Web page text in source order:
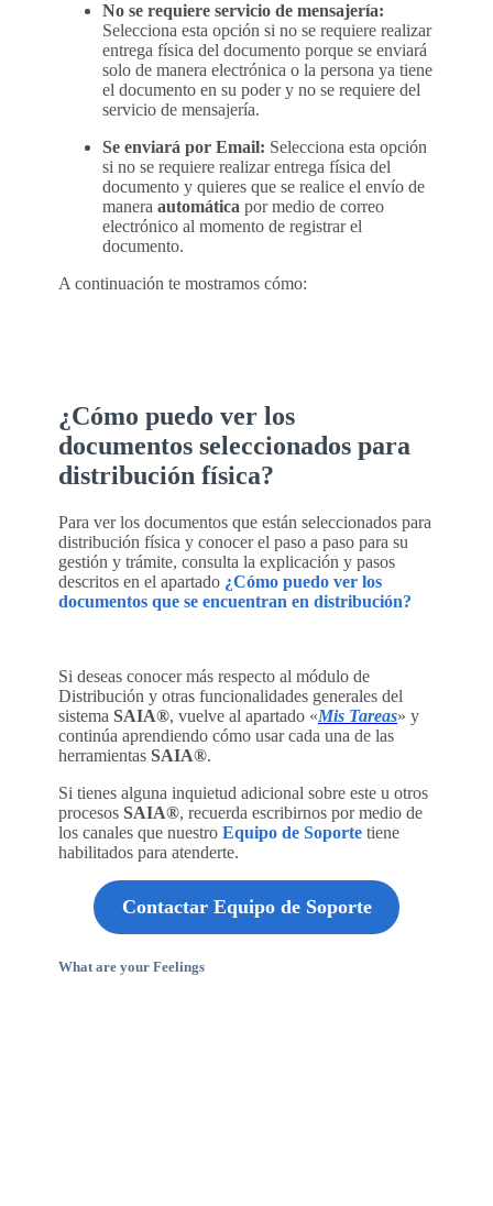
No se requiere servicio de mensajería:
Selecciona esta opción si no se requiere realizar
entrega física del documento porque se enviará
solo de manera electrónica o la persona ya tiene
el documento en su poder y no se requiere del
servicio de mensajería.
Se enviará por Email: Selecciona esta opción
si no se requiere realizar entrega física del
documento y quieres que se realice el envío de
manera automática por medio de correo
electrónico al momento de registrar el
documento.
A continuación te mostramos cómo:
¿Cómo puedo ver los
documentos seleccionados para
distribución física?
Para ver los documentos que están seleccionados para
distribución física y conocer el paso a paso para su
gestión y trámite, consulta la explicación y pasos
descritos en el apartado ¿Cómo puedo ver los
documentos que se encuentran en distribución?
Si deseas conocer más respecto al módulo de
Distribución y otras funcionalidades generales del
sistema SAIA®, vuelve al apartado «Mis Tareas» y
continúa aprendiendo cómo usar cada una de las
herramientas SAIA®.
Si tienes alguna inquietud adicional sobre este u otros
procesos SAIA®, recuerda escribirnos por medio de
los canales que nuestro Equipo de Soporte tiene
habilitados para atenderte.
Contactar Equipo de Soporte
What are your Feelings